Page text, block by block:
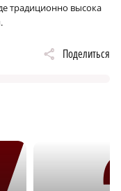
традиционно высока
Поделиться